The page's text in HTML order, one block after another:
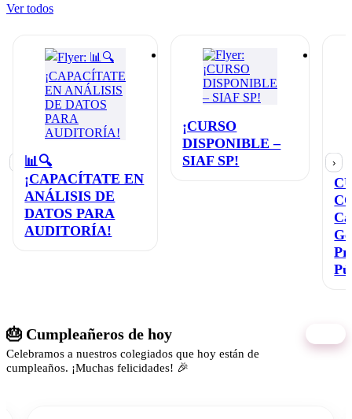
Ver todos
📊🔍
¡CAPACÍTATE EN
ANÁLISIS DE
DATOS PARA
AUDITORÍA!
¡CURSO
DISPONIBLE –
SIAF SP!
›
🎂 Cumpleañeros de hoy
Celebramos a nuestros colegiados que hoy están de
cumpleaños. ¡Muchas felicidades! 🎉